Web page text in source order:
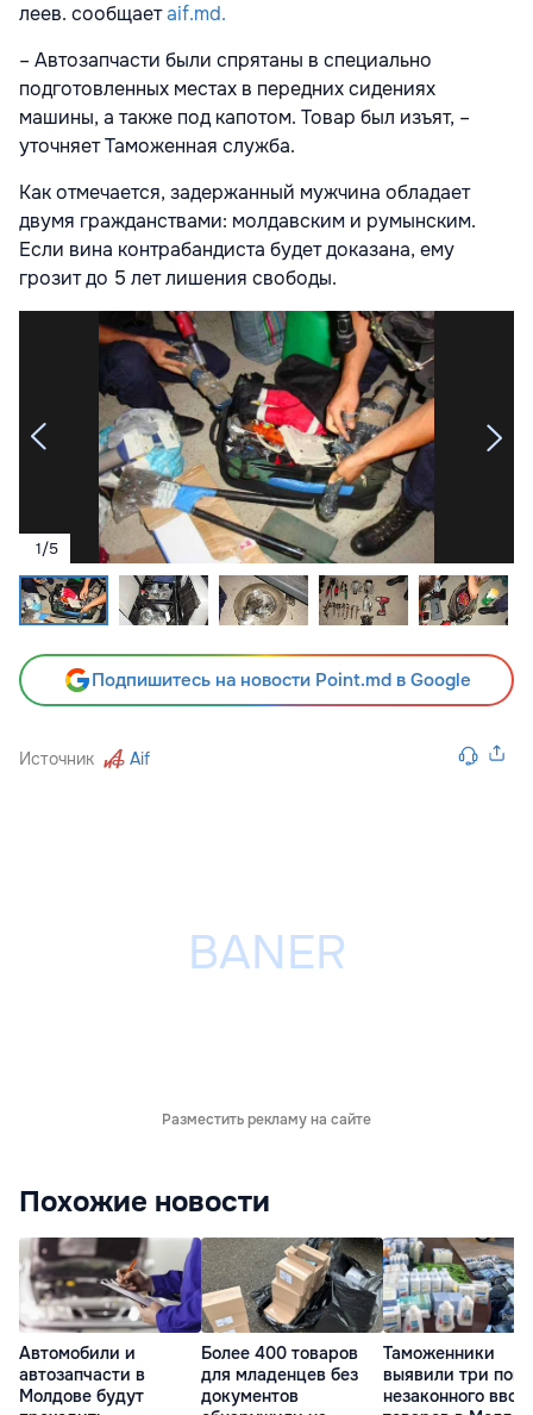
леев. сообщаетaif.md.
– Автозапчасти были спрятаны в специально
подготовленных местах в передних сидениях
машины, а также под капотом. Товар был изъят, –
уточняет Таможенная служба.
Как отмечается, задержанный мужчина обладает
двумя гражданствами: молдавским и румынским.
Если вина контрабандиста будет доказана, ему
грозит до 5 лет лишения свободы.
1/5
Подпишитесь на новости Point.md в Google
Источник Aif
Разместить рекламу на сайте
Похожие новости
Автомобили и
автозапчасти в
Молдове будут
Более 400 товаров
для младенцев без
документов
Таможенники
выявили три
незаконного